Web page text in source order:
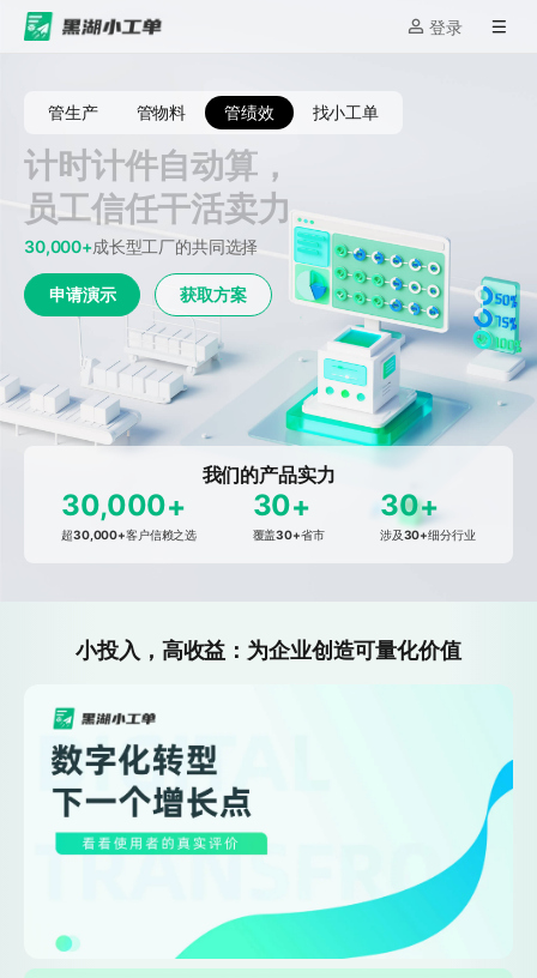
登录
管生产 管物料 管绩效 找小工单
计时计件自动算，
员工信任干活卖力
30,000+成长型工厂的共同选择
申请演示 获取方案
我们的产品实力
30,000+
超30,000+客户信赖之选
30+
覆盖30+省市
30+
涉及30+细分行业
小投入，高收益：为企业创造可量化价值